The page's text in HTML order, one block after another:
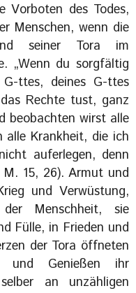
Vorboten des Todes,
Menschen, wenn die
seiner Tora im
„Wenn du sorgfältig
ttes, deines G-ttes
Rechte tust, ganz
beobachten wirst alle
alle Krankheit, die ich
auferlegen, denn
15, 26). Armut und
und Verwüstung,
Menschheit, sie
Fülle, in Frieden und
der Tora öffneten
und Genießen ihr
an unzähligen